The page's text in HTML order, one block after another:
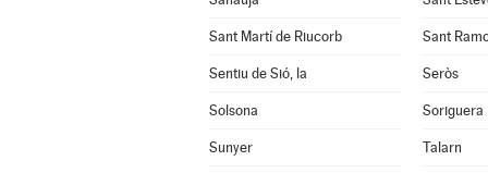
Sant Martí de Riucorb Sant
Sentiu de Sió, la Seròs
Solsona Soriguera
Sunyer Talarn